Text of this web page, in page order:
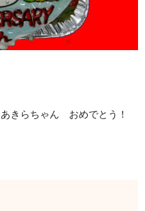
あきらちゃん おめでとう！